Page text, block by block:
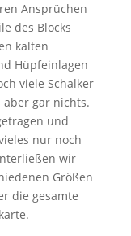
Ansprüchen
des Blocks
kalten
Hüpfeinlagen
viele Schalker
gar nichts.
und
nur noch
wir
Größen
die gesamte